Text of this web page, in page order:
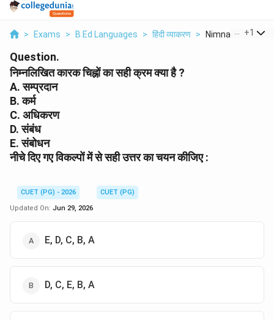
> Exams > B.Ed Languages > हिंदी व्याकरण > Nimnalikhit Karak
+1
Question.
निम्नलिखित कारक चिह्नों का सही क्रम क्या है ?
A. सम्प्रदान
B. कर्म
C. अधिकरण
D. संबंध
E. संबोधन
नीचे दिए गए विकल्पों में से सही उत्तर का चयन कीजिए :
CUET (PG) - 2026
CUET (PG)
Updated On: Jun 29, 2026
E, D, C, B, A
D, C, E, B, A